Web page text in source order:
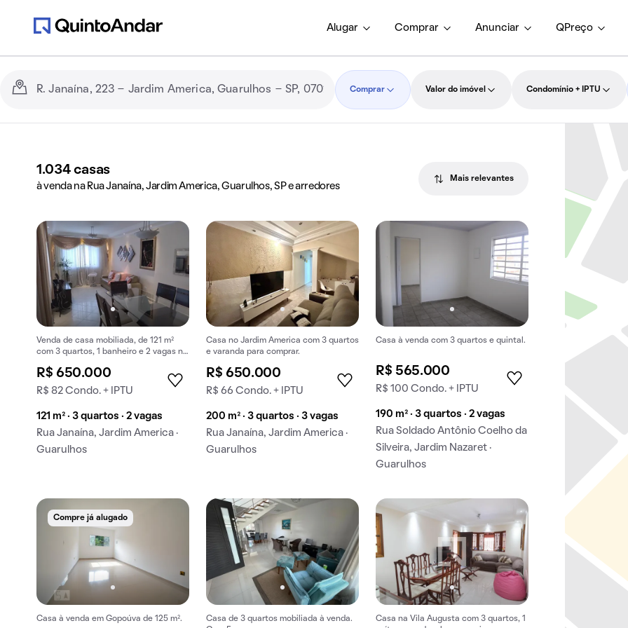
Alugar Comprar Anunciar QPreço
Comprar Valor do imóvel Condomínio + IPTU
1.034 casas
à venda na Rua Janaína, Jardim America, Guarulhos, SP e arredores
Mais relevantes
Venda de casa mobiliada, de 121 m²
com 3 quartos, 1 banheiro e 2 vagas na
R$ 650.000
R$ 82 Condo. + IPTU
121 m² · 3 quartos · 2 vagas
Rua Janaína, Jardim America ·
Guarulhos
Casa no Jardim America com 3 quartos
e varanda para comprar.
R$ 650.000
R$ 66 Condo. + IPTU
200 m² · 3 quartos · 3 vagas
Rua Janaína, Jardim America ·
Guarulhos
Casa à venda com 3 quartos e quintal.
R$ 565.000
R$ 100 Condo. + IPTU
190 m² · 3 quartos · 2 vagas
Rua Soldado Antônio Coelho da
Silveira, Jardim Nazaret ·
Guarulhos
Compre já alugado
Casa à venda em Gopoúva de 125 m².
Casa de 3 quartos mobiliada à venda.
Casa na Vila Augusta com 3 quartos, 1